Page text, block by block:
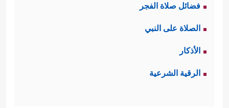
فضائل صلاة الفجر
الصلاة على النبي
الأذكار
الرقية الشرعية